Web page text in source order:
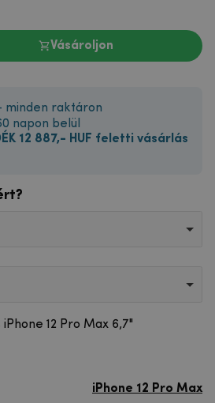
Vásároljon
minden raktáron
napon belül
12 887,- HUF feletti vásárlás
12 Pro Max 6,7"
iPhone 12 Pro Max